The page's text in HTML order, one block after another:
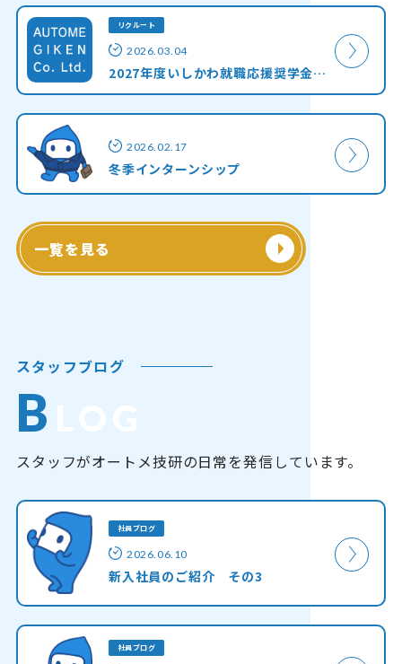
リクルート
2026.03.04
2027年度いしかわ就職応援奨学金返還助成制度 対象企業登録のお知らせ
2026.02.17
冬季インターンシップ
一覧を見る
スタッフブログ
B
スタッフがオートメ技研の日常を発信しています。
社員ブログ
2026.06.10
新入社員のご紹介 その3
社員ブログ